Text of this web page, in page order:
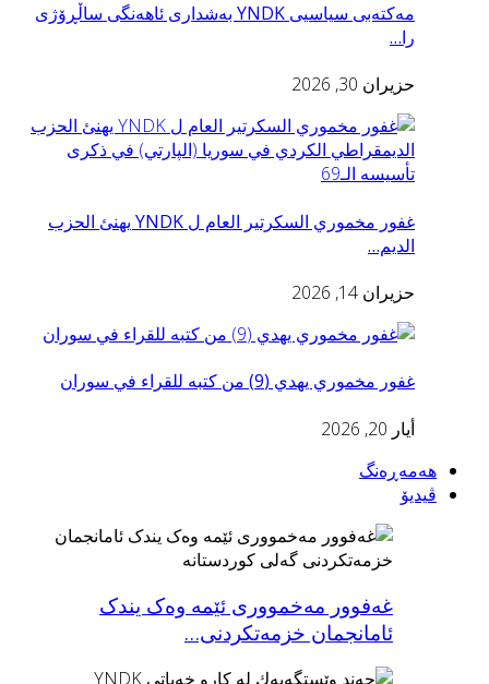
مه‌كته‌بی سیاسیی YNDK به‌شدارى ئاهه‌نگى ساڵڕۆژى
را…
حزيران 30, 2026
غفور مخموري السكرتير العام ل YNDK يهنئ الحزب
الديم…
حزيران 14, 2026
غفور مخموري يهدي (9) من كتبه للقراء في سوران
أيار 20, 2026
هەمەڕەنگ
ڤیدیۆ
غەفوور مەخمووری ئێمە وەک یندک
ئامانجمان خزمەتکردنى…